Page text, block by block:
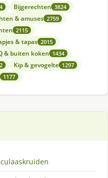
Bijgerechten 3824
& amuses 2759
2115
& tapas 2015
& buiten koken 1434
Kip & gevogelte 1297
1177